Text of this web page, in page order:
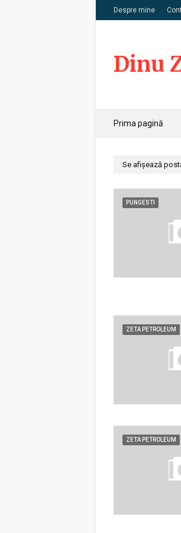
Despre mine
Dinu
Prima pagină
Se afișează
PUNGESTI
ZETA PETROLEUM
ZETA PETROLEUM